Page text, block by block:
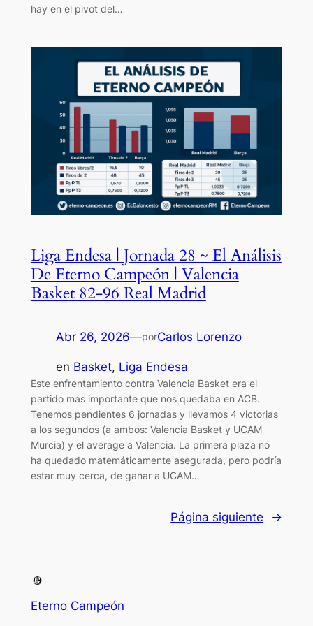
hay en el pivot del…
Liga Endesa | Jornada 28 ~ El Análisis
De Eterno Campeón | Valencia
Basket 82-96 Real Madrid
Abr 26, 2026—porCarlos Lorenzo
en Basket, Liga Endesa
Este enfrentamiento contra Valencia Basket era el
partido más importante que nos quedaba en ACB.
Tenemos pendientes 6 jornadas y llevamos 4 victorias
a los segundos (a ambos: Valencia Basket y UCAM
Murcia) y el average a Valencia. La primera plaza no
ha quedado matemáticamente asegurada, pero podría
estar muy cerca, de ganar a UCAM…
Página siguiente →
Eterno Campeón